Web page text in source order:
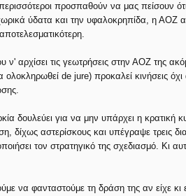
προσπαθούν να μας πείσουν
ύδατα και την υφαλοκρηπίδα, η ΑΟΖ
αρχίσει τις γεωτρήσεις στην ΑΟΖ της
ολοκληρωθεί de jure) προκαλεί κινήσεις
δουλεύει για να μην υπάρχει η κρατική
αστερίσκους και υπέγραψε τρεις
τον στρατηγικό της σχεδιασμό. Κι
να φανταστούμε τη δράση της αν είχε